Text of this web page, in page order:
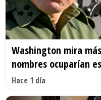
Washington mira
nombres ocuparían
Hace 1 día